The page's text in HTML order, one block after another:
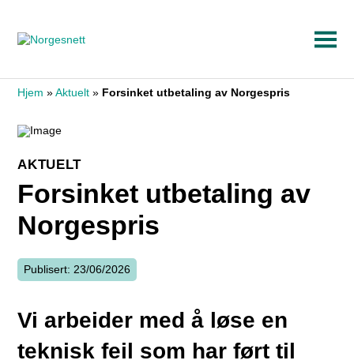
Hjem »Aktuelt » Forsinket utbetaling av Norgespris
AKTUELT
Forsinket utbetaling av
Norgespris
Publisert: 23/06/2026
Vi arbeider med å løse en
teknisk feil som har ført til